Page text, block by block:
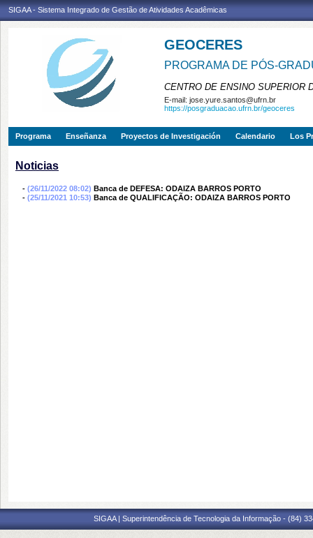
SIGAA - Sistema Integrado de Gestão de Atividades Acadêmicas
GEOCERES
PROGRAMA DE PÓS-
CENTRO DE ENSINO SUPERIOR
E-mail: jose.yure.santos@ufrn.br
https://posgraduacao.ufrn.br/geoceres
Programa Enseñanza Proyectos de Investigación Calendario Los
Noticias
- (26/11/2022 08:02) Banca de DEFESA: ODAIZA BARROS PORTO
- (25/11/2021 10:53) Banca de QUALIFICAÇÃO: ODAIZA BARROS PORTO
SIGAA | Superintendência de Tecnologia da Informação - (84)